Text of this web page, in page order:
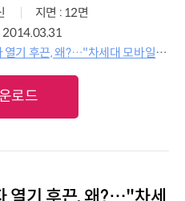
지면 : 12면
2014.03.31
후끈, 왜?…"차세대 모바일 세상"
로드
열기 후끈, 왜?…"차세